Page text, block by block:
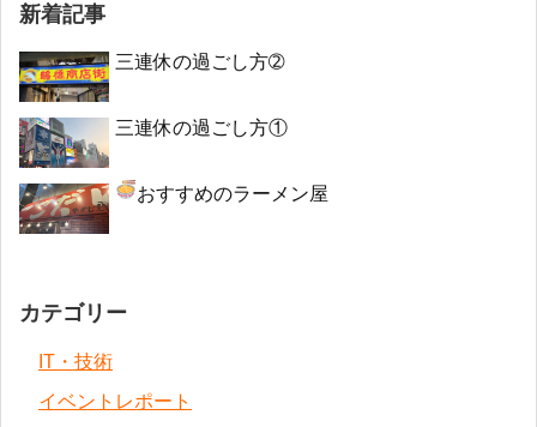
新着記事
三連休の過ごし方➁
三連休の過ごし方①
おすすめのラーメン屋
カテゴリー
IT・技術
イベントレポート